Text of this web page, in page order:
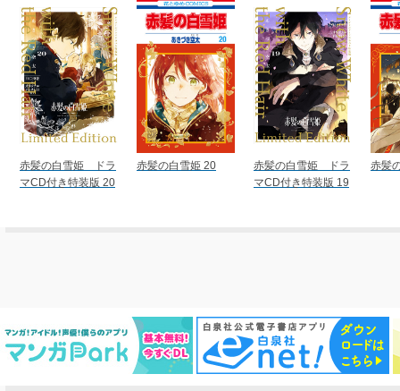
赤髪の白雪姫 ドラ
マCD付き特装版 20
赤髪の白雪姫 20
赤髪の白雪姫 ドラ
マCD付き特装版 19
赤髪